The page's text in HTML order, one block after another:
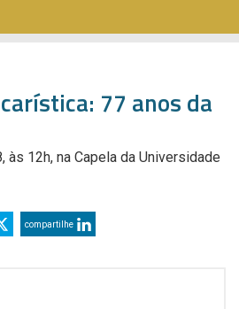
77 anos da
12h, na Capela da Universidade
compartilhe